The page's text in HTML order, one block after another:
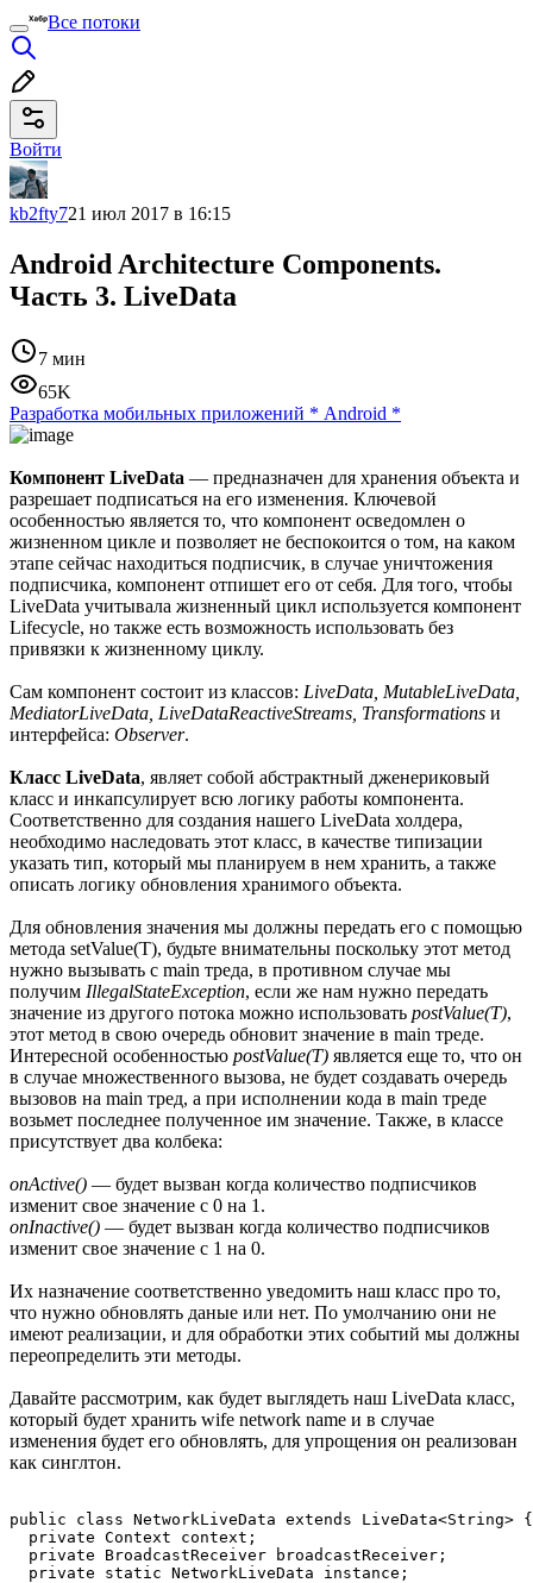
Все потоки
Войти
kb2fty721 июл 2017 в 16:15
Android Architecture Components.
Часть 3. LiveData
7 мин
65K
Разработка мобильных приложений * Android *
Компонент LiveData — предназначен для хранения объекта и
разрешает подписаться на его изменения. Ключевой
особенностью является то, что компонент осведомлен о
жизненном цикле и позволяет не беспокоится о том, на каком
этапе сейчас находиться подписчик, в случае уничтожения
подписчика, компонент отпишет его от себя. Для того, чтобы
LiveData учитывала жизненный цикл используется компонент
Lifecycle, но также есть возможность использовать без
привязки к жизненному циклу.
Сам компонент состоит из классов: LiveData, MutableLiveData,
MediatorLiveData, LiveDataReactiveStreams, Transformations и
интерфейса: Observer.
Класс LiveData, являет собой абстрактный дженериковый
класс и инкапсулирует всю логику работы компонента.
Соответственно для создания нашего LiveData холдера,
необходимо наследовать этот класс, в качестве типизации
указать тип, который мы планируем в нем хранить, а также
описать логику обновления хранимого объекта.
Для обновления значения мы должны передать его с помощью
метода setValue(T), будьте внимательны поскольку этот метод
нужно вызывать с main треда, в противном случае мы
получим IllegalStateException, если же нам нужно передать
значение из другого потока можно использовать postValue(T),
этот метод в свою очередь обновит значение в main треде.
Интересной особенностью postValue(T) является еще то, что он
в случае множественного вызова, не будет создавать очередь
вызовов на main тред, а при исполнении кода в main треде
возьмет последнее полученное им значение. Также, в классе
присутствует два колбека:
onActive() — будет вызван когда количество подписчиков
изменит свое значение с 0 на 1.
onInactive() — будет вызван когда количество подписчиков
изменит свое значение с 1 на 0.
Их назначение соответственно уведомить наш класс про то,
что нужно обновлять даные или нет. По умолчанию они не
имеют реализации, и для обработки этих событий мы должны
переопределить эти методы.
Давайте рассмотрим, как будет выглядеть наш LiveData класс,
который будет хранить wife network name и в случае
изменения будет его обновлять, для упрощения он реализован
как синглтон.
public class NetworkLiveData extends LiveData<String> {
private Context context;
private BroadcastReceiver broadcastReceiver;
private static NetworkLiveData instance;